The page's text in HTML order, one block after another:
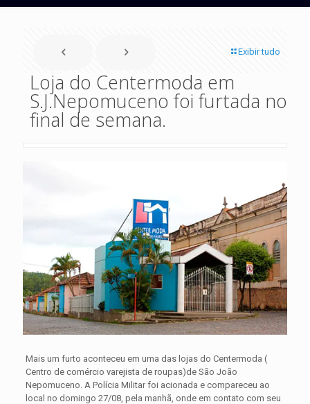
Exibir tudo
Loja do Centermoda em
S.J.Nepomuceno foi furtada no
final de semana.
Mais um furto aconteceu em uma das lojas do Centermoda (
Centro de comércio varejista de roupas)de São João
Nepomuceno. A Polícia Militar foi acionada e compareceu ao
local no domingo 27/08, pela manhã, onde em contato com seu